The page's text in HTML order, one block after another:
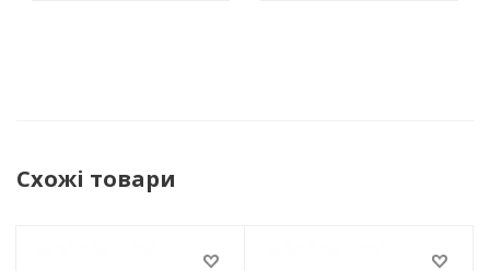
Схожі товари